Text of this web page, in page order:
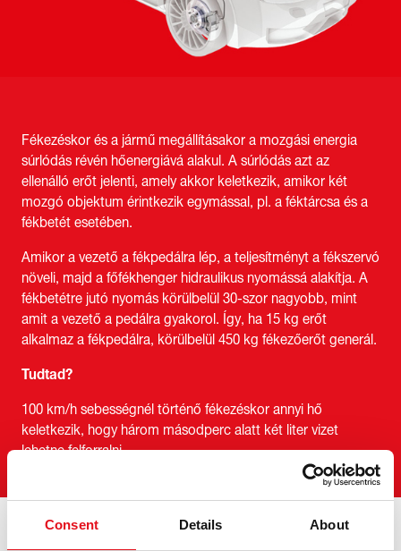
Consent Details About
Fékezéskor és a jármű megállításakor a mozgási energia
súrlódás révén hőenergiává alakul. A súrlódás azt az
ellenálló erőt jelenti, amely akkor keletkezik, amikor két
mozgó objektum érintkezik egymással, pl. a féktárcsa és a
fékbetét esetében.
Amikor a vezető a fékpedálra lép, a teljesítményt a fékszervó
növeli, majd a főfékhenger hidraulikus nyomássá alakítja. A
fékbetétre jutó nyomás körülbelül 30-szor nagyobb, mint
amit a vezető a pedálra gyakorol. Így, ha 15 kg erőt
alkalmaz a fékpedálra, körülbelül 450 kg fékezőerőt generál.
Tudtad?
100 km/h sebességnél történő fékezéskor annyi hő
keletkezik, hogy három másodperc alatt két liter vizet
lehetne felforralni.
Zaj, rezgés és keménység